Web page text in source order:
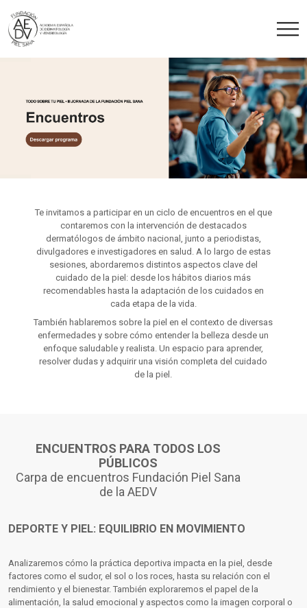
Te invitamos a participar en un ciclo de encuentros en el que
contaremos con la intervención de destacados
dermatólogos de ámbito nacional, junto a periodistas,
divulgadores e investigadores en salud. A lo largo de estas
sesiones, abordaremos distintos aspectos clave del
cuidado de la piel: desde los hábitos diarios más
recomendables hasta la adaptación de los cuidados en
cada etapa de la vida.
También hablaremos sobre la piel en el contexto de diversas
enfermedades y sobre cómo entender la belleza desde un
enfoque saludable y realista. Un espacio para aprender,
resolver dudas y adquirir una visión completa del cuidado
de la piel.
ENCUENTROS PARA TODOS LOS
PÚBLICOS
Carpa de encuentros Fundación Piel Sana
de la AEDV
DEPORTE Y PIEL: EQUILIBRIO EN MOVIMIENTO
Analizaremos cómo la práctica deportiva impacta en la piel, desde
factores como el sudor, el sol o los roces, hasta su relación con el
rendimiento y el bienestar. También exploraremos el papel de la
alimentación, la salud emocional y aspectos como la imagen corporal o